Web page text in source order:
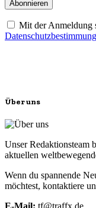
Mit der Anmeldung
Über uns
Unser Redaktionsteam
aktuellen
Wenn du spannende
möchtest, kontaktiere
E-Mail: tf@traffx.de